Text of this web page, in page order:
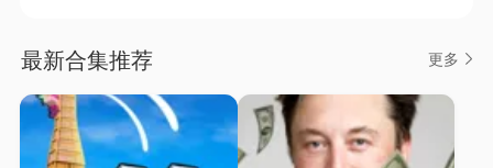
最新合集推荐 更多